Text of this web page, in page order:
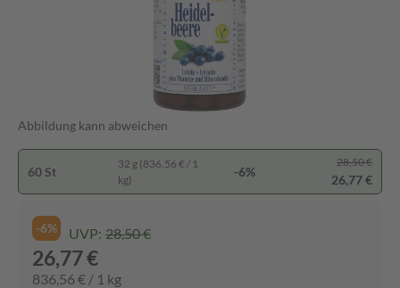
Abbildung kann abweichen
60 St
32 g (836,56 € / 1
kg)
-6%
28,50 €
26,77 €
-6% UVP: 28,50 €
26,77 €
836,56 € / 1 kg